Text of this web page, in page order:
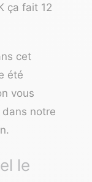
ça fait 12
cet
été
vous
notre
le